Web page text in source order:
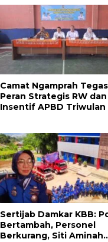
Camat Ngamprah
Peran Strategis RW dan
Insentif APBD Triwulan
Sertijab Damkar KBB:
Bertambah, Personel
Berkurang, Siti Aminah